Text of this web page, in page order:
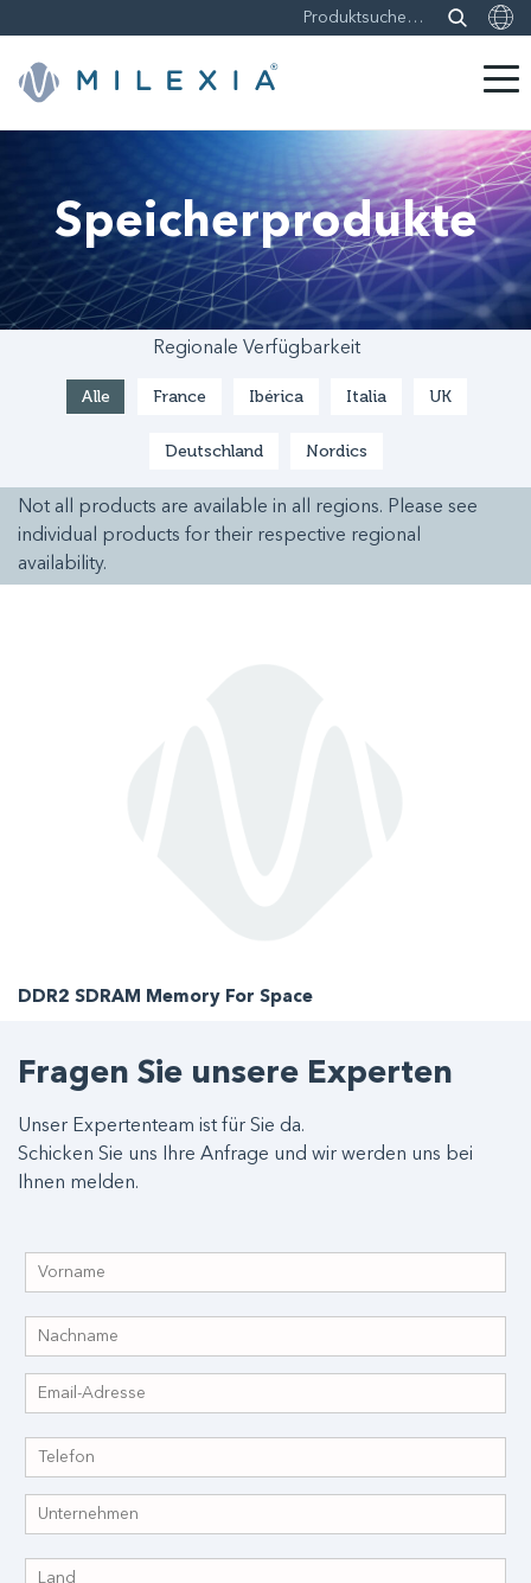
Speicherprodukte
Regionale Verfügbarkeit
Alle France Ibérica Italia UK
Deutschland Nordics
Not all products are available in all regions. Please see
individual products for their respective regional
availability.
DDR2 SDRAM Memory For Space
Fragen Sie unsere Experten
Unser Expertenteam ist für Sie da.
Schicken Sie uns Ihre Anfrage und wir werden uns bei
Ihnen melden.